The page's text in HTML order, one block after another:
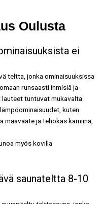
Oulusta
ei
teltta, jonka ominaisuuksissa
runsaasti ihmisiä ja
tuntuvat mukavalta
kuten
ja tehokas kamiina,
myös kovilla
saunateltta 8-10